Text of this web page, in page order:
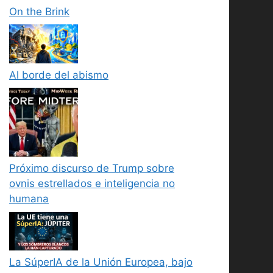
On the Brink
Al borde del abismo
Próximo discurso de Trump sobre
ovnis estrellados e inteligencia no
humana
La SúperIA de la Unión Europea, bajo